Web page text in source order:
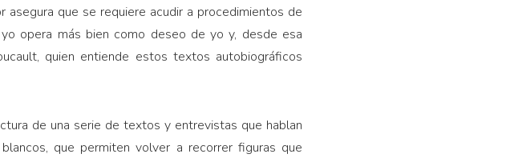
asegura que se requiere acudir a procedimientos de
opera más bien como deseo de yo y, desde esa
quien entiende estos textos autobiográficos
de una serie de textos y entrevistas que hablan
que permiten volver a recorrer figuras que